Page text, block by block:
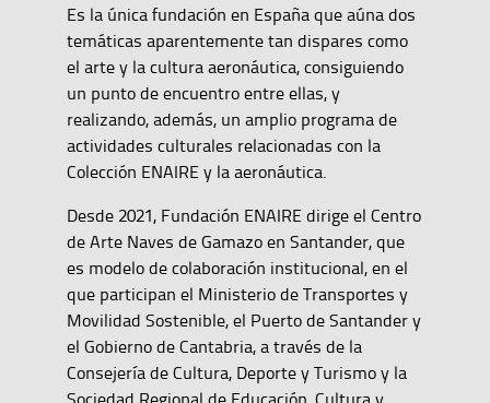
Es la única fundación en España que aúna dos
temáticas aparentemente tan dispares como
el arte y la cultura aeronáutica, consiguiendo
un punto de encuentro entre ellas, y
realizando, además, un amplio programa de
actividades culturales relacionadas con la
Colección ENAIRE y la aeronáutica.
Desde 2021, Fundación ENAIRE dirige el Centro
de Arte Naves de Gamazo en Santander, que
es modelo de colaboración institucional, en el
que participan el Ministerio de Transportes y
Movilidad Sostenible, el Puerto de Santander y
el Gobierno de Cantabria, a través de la
Consejería de Cultura, Deporte y Turismo y la